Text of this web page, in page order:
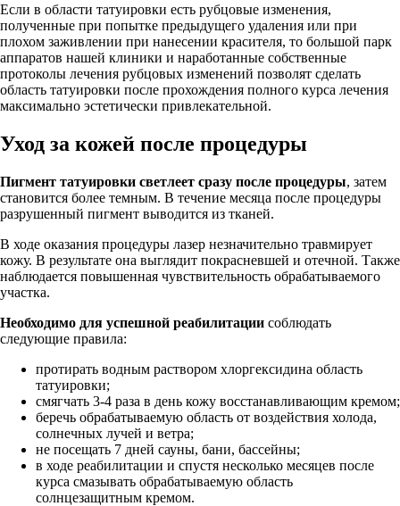
Если в области татуировки есть рубцовые изменения,
полученные при попытке предыдущего удаления или при
плохом заживлении при нанесении красителя, то большой парк
аппаратов нашей клиники и наработанные собственные
протоколы лечения рубцовых изменений позволят сделать
область татуировки после прохождения полного курса лечения
максимально эстетически привлекательной.
Уход за кожей после процедуры
Пигмент татуировки светлеет сразу после процедуры, затем
становится более темным. В течение месяца после процедуры
разрушенный пигмент выводится из тканей.
В ходе оказания процедуры лазер незначительно травмирует
кожу. В результате она выглядит покрасневшей и отечной. Также
наблюдается повышенная чувствительность обрабатываемого
участка.
Необходимо для успешной реабилитации соблюдать
следующие правила:
протирать водным раствором хлоргексидина область
татуировки;
смягчать 3-4 раза в день кожу восстанавливающим кремом;
беречь обрабатываемую область от воздействия холода,
солнечных лучей и ветра;
не посещать 7 дней сауны, бани, бассейны;
в ходе реабилитации и спустя несколько месяцев после
курса смазывать обрабатываемую область
солнцезащитным кремом.